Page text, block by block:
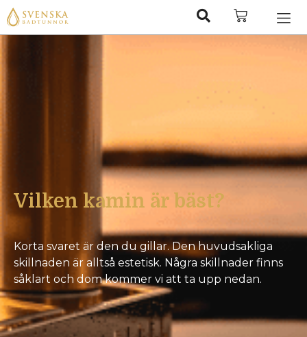
Vilken kamin är bäst?
Korta svaret är den du gillar. Den huvudsakliga
skillnaden är alltså estetisk. Några skillnader finns
såklart och dom kommer vi att ta upp nedan.